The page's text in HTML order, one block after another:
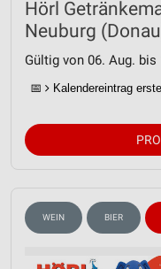
Hörl
Neuburg
Gültig von 06. Aug. bis
📅 Kalendereintrag
WEIN BIER